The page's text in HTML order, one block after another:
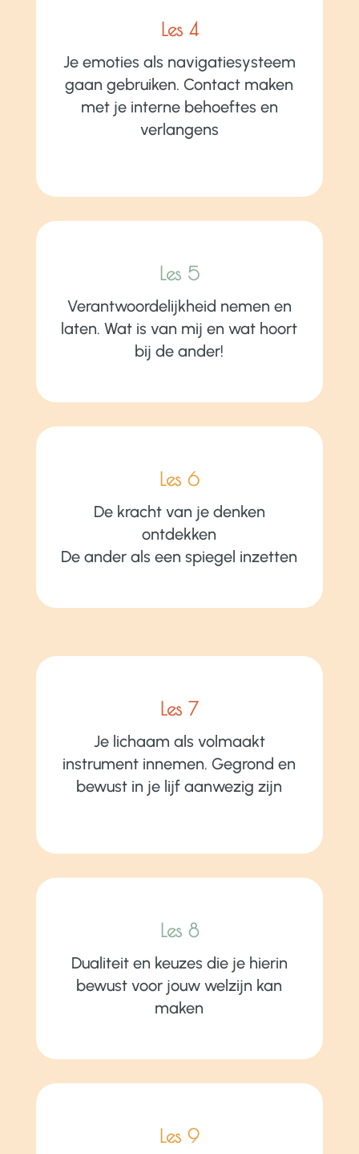
Les 4
Je emoties als navigatiesysteem
gaan gebruiken. Contact maken
met je interne behoeftes en
verlangens
Les 5
Verantwoordelijkheid nemen en
laten. Wat is van mij en wat hoort
bij de ander!
Les 6
De kracht van je denken
ontdekken
De ander als een spiegel inzetten
Les 7
Je lichaam als volmaakt
instrument innemen. Gegrond en
bewust in je lijf aanwezig zijn
Les 8
Dualiteit en keuzes die je hierin
bewust voor jouw welzijn kan
maken
Les 9